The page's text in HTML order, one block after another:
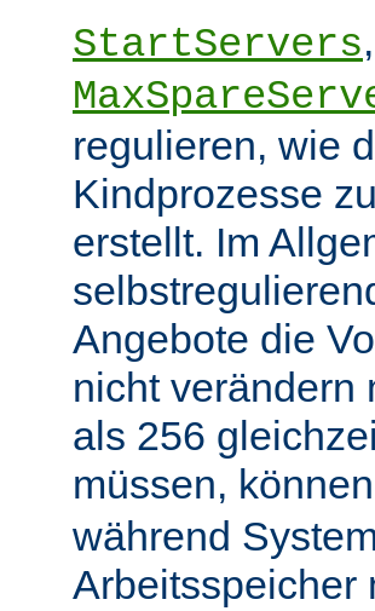
StartServers,
regulieren, wie
Kindprozesse
erstellt. Im
Angebote die
nicht verändern
als 256
müssen, können
während